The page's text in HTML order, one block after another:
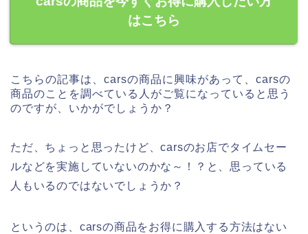
はこちら
こちらの記事は、carsの商品に興味があって、carsの
商品のことを調べている人がご覧になっていると思う
のですが、いかがでしょうか？
ただ、ちょっと思ったけど、carsのお店でタイムセー
ルなどを実施していないのかな～！？と、思っている
人もいるのではないでしょうか？
というのは、carsの商品をお得に購入する方法はない